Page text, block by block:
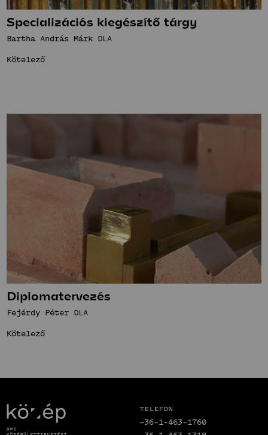
Specializációs kiegészítő tárgy
Bartha András Márk DLA
Kötelező
Diplomatervezés
Fejérdy Péter DLA
Kötelező
Telefon
+36-1-463-1760